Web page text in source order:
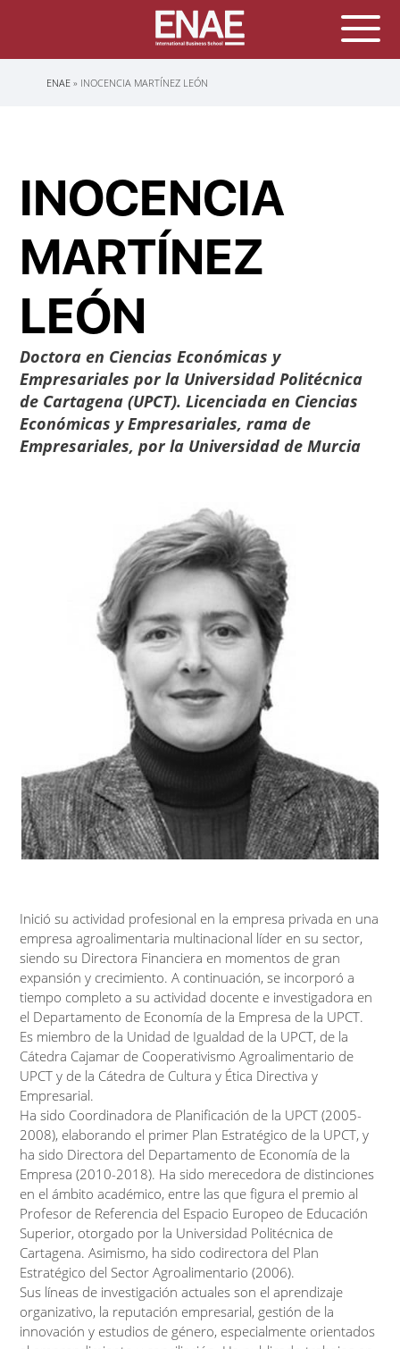
Sobrescribir
ENAE INOCENCIA MARTÍNEZ LEÓN
INOCENCIA
MARTÍNEZ
LEÓN
Doctora en Ciencias Económicas y
Empresariales por la Universidad Politécnica
de Cartagena (UPCT). Licenciada en Ciencias
Económicas y Empresariales, rama de
Empresariales, por la Universidad de Murcia
Inició su actividad profesional en la empresa privada en una
empresa agroalimentaria multinacional líder en su sector,
siendo su Directora Financiera en momentos de gran
expansión y crecimiento. A continuación, se incorporó a
tiempo completo a su actividad docente e investigadora en
el Departamento de Economía de la Empresa de la UPCT.
Es miembro de la Unidad de Igualdad de la UPCT, de la
Cátedra Cajamar de Cooperativismo Agroalimentario de
UPCT y de la Cátedra de Cultura y Ética Directiva y
Empresarial.
Ha sido Coordinadora de Planificación de la UPCT (2005-
2008), elaborando el primer Plan Estratégico de la UPCT, y
ha sido Directora del Departamento de Economía de la
Empresa (2010-2018). Ha sido merecedora de distinciones
en el ámbito académico, entre las que figura el premio al
Profesor de Referencia del Espacio Europeo de Educación
Superior, otorgado por la Universidad Politécnica de
Cartagena. Asimismo, ha sido codirectora del Plan
Estratégico del Sector Agroalimentario (2006).
Sus líneas de investigación actuales son el aprendizaje
organizativo, la reputación empresarial, gestión de la
innovación y estudios de género, especialmente orientados